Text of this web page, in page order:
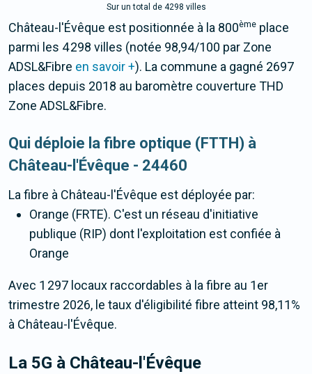
Sur un total de 4298 villes
Château-l'Évêque est positionnée à la 800ème place
parmi les 4 298 villes (notée 98,94/100 par Zone
ADSL&Fibre en savoir +). La commune a gagné 2697
places depuis 2018 au baromètre couverture THD
Zone ADSL&Fibre.
Qui déploie la fibre optique (FTTH) à
Château-l'Évêque - 24460
La fibre à Château-l'Évêque est déployée par:
Orange (FRTE). C'est un réseau d'initiative
publique (RIP) dont l'exploitation est confiée à
Orange
Avec 1 297 locaux raccordables à la fibre au 1er
trimestre 2026, le taux d'éligibilité fibre atteint 98,11%
à Château-l'Évêque.
La 5G à Château-l'Évêque